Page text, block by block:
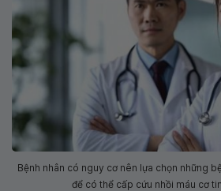
Bệnh nhân có nguy cơ nên lựa chọn những
để có thể cấp cứu nhồi máu cơ